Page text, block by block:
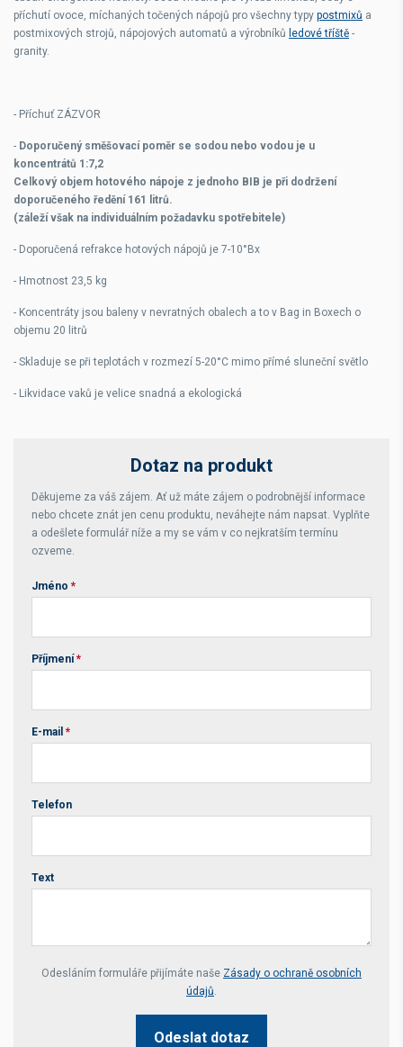
příchutí ovoce, míchaných točených nápojů pro všechny typy postmixů a
postmixových strojů, nápojových automatů a výrobníků ledové tříště -
granity.
- Příchuť ZÁZVOR
- Doporučený směšovací poměr se sodou nebo vodou je u
koncentrátů 1:7,2
Celkový objem hotového nápoje z jednoho BIB je při dodržení
doporučeného ředění 161 litrů.
(záleží však na individuálním požadavku spotřebitele)
- Doporučená refrakce hotových nápojů je 7-10°Bx
- Hmotnost 23,5 kg
- Koncentráty jsou baleny v nevratných obalech a to v Bag in Boxech o
objemu 20 litrů
- Skladuje se při teplotách v rozmezí 5-20°C mimo přímé sluneční světlo
- Likvidace vaků je velice snadná a ekologická
Dotaz na produkt
Děkujeme za váš zájem. Ať už máte zájem o podrobnější informace
nebo chcete znát jen cenu produktu, neváhejte nám napsat. Vyplňte
a odešlete formulář níže a my se vám v co nejkratším termínu
ozveme.
Jméno *
Příjmení *
E-mail *
Telefon
Text
Your website *
Odesláním formuláře přijímáte naše Zásady o ochraně osobních
údajů.
Odeslat dotaz